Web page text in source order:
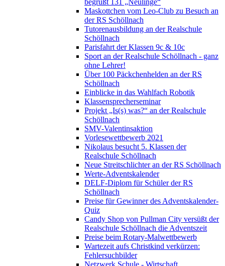
begrüßt 131 „Neulinge“
Maskottchen vom Leo-Club zu Besuch an
der RS Schöllnach
Tutorenausbildung an der Realschule
Schöllnach
Parisfahrt der Klassen 9c & 10c
Sport an der Realschule Schöllnach - ganz
ohne Lehrer!
Über 100 Päckchenhelden an der RS
Schöllnach
Einblicke in das Wahlfach Robotik
Klassensprecherseminar
Projekt „Is(s) was?“ an der Realschule
Schöllnach
SMV-Valentinsaktion
Vorlesewettbewerb 2021
Nikolaus besucht 5. Klassen der
Realschule Schöllnach
Neue Streitschlichter an der RS Schöllnach
Werte-Adventskalender
DELF-Diplom für Schüler der RS
Schöllnach
Preise für Gewinner des Adventskalender-
Quiz
Candy Shop von Pullman City versüßt der
Realschule Schöllnach die Adventszeit
Preise beim Rotary-Malwettbewerb
Wartezeit aufs Christkind verkürzen:
Fehlersuchbilder
Netzwerk Schule - Wirtschaft